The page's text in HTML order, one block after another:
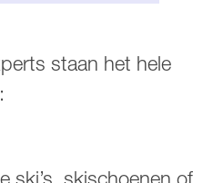
staan het hele